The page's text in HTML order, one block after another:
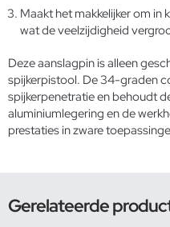
Maakt het makkelijker om in
wat de veelzijdigheid
Deze aanslagpin is alleen
spijkerpistool. De 34-graden
spijkerpenetratie en behoudt
aluminiumlegering en de
prestaties in zware
Gerelateerde